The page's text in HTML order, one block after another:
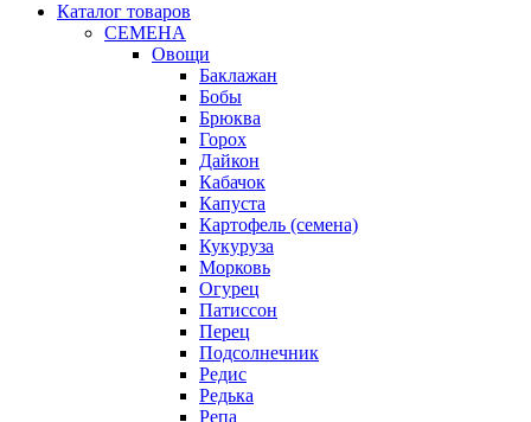
Каталог товаров
СЕМЕНА
Овощи
Баклажан
Бобы
Брюква
Горох
Дайкон
Кабачок
Капуста
Картофель (семена)
Кукуруза
Морковь
Огурец
Патиссон
Перец
Подсолнечник
Редис
Редька
Репа